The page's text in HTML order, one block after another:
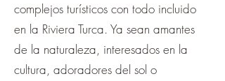
complejos turísticos con todo incluido
en la Riviera Turca. Ya sean amantes
de la naturaleza, interesados en la
cultura, adoradores del sol o